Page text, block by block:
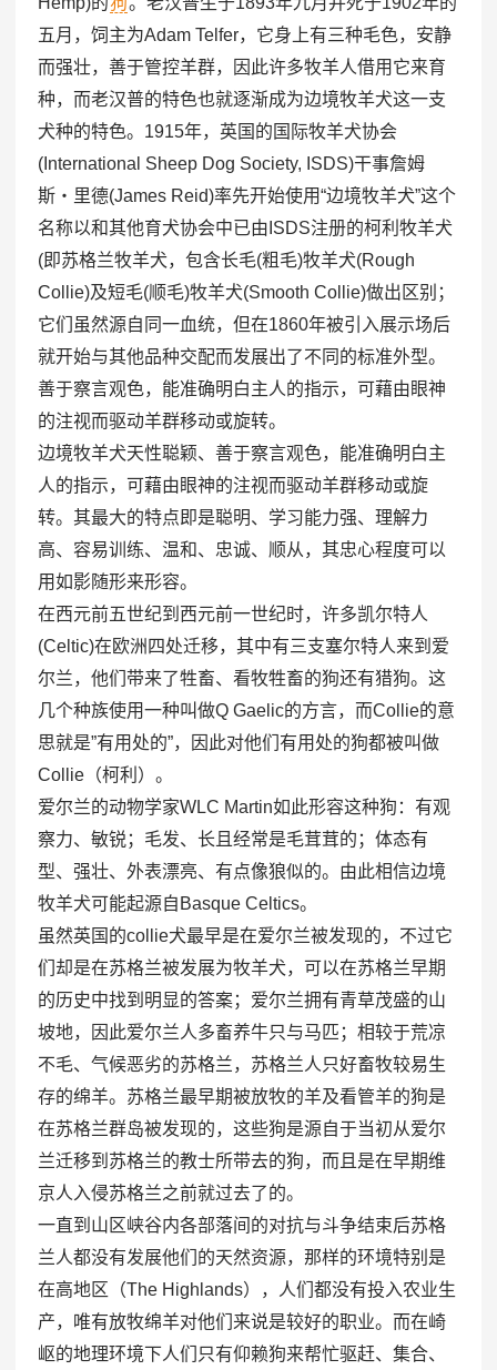
五月，饲主为Adam Telfer，它身上有三种毛色，安静
而强壮，善于管控羊群，因此许多牧羊人借用它来育
种，而老汉普的特色也就逐渐成为边境牧羊犬这一支
犬种的特色。1915年，英国的国际牧羊犬协会
(International Sheep Dog Society, ISDS)干事詹姆
斯‧里德(James Reid)率先开始使用“边境牧羊犬”这个
名称以和其他育犬协会中已由ISDS注册的柯利牧羊犬
(即苏格兰牧羊犬，包含长毛(粗毛)牧羊犬(Rough
Collie)及短毛(顺毛)牧羊犬(Smooth Collie)做出区别；
它们虽然源自同一血统，但在1860年被引入展示场后
就开始与其他品种交配而发展出了不同的标准外型。
善于察言观色，能准确明白主人的指示，可藉由眼神
的注视而驱动羊群移动或旋转。
边境牧羊犬天性聪颖、善于察言观色，能准确明白主
人的指示，可藉由眼神的注视而驱动羊群移动或旋
转。其最大的特点即是聪明、学习能力强、理解力
高、容易训练、温和、忠诚、顺从，其忠心程度可以
用如影随形来形容。
在西元前五世纪到西元前一世纪时，许多凯尔特人
(Celtic)在欧洲四处迁移，其中有三支塞尔特人来到爱
尔兰，他们带来了牲畜、看牧牲畜的狗还有猎狗。这
几个种族使用一种叫做Q Gaelic的方言，而Collie的意
思就是”有用处的”，因此对他们有用处的狗都被叫做
Collie（柯利）。
爱尔兰的动物学家WLC Martin如此形容这种狗：有观
察力、敏锐；毛发、长且经常是毛茸茸的；体态有
型、强壮、外表漂亮、有点像狼似的。由此相信边境
牧羊犬可能起源自Basque Celtics。
虽然英国的collie犬最早是在爱尔兰被发现的，不过它
们却是在苏格兰被发展为牧羊犬，可以在苏格兰早期
的历史中找到明显的答案；爱尔兰拥有青草茂盛的山
坡地，因此爱尔兰人多畜养牛只与马匹；相较于荒凉
不毛、气候恶劣的苏格兰，苏格兰人只好畜牧较易生
存的绵羊。苏格兰最早期被放牧的羊及看管羊的狗是
在苏格兰群岛被发现的，这些狗是源自于当初从爱尔
兰迁移到苏格兰的教士所带去的狗，而且是在早期维
京人入侵苏格兰之前就过去了的。
一直到山区峡谷内各部落间的对抗与斗争结束后苏格
兰人都没有发展他们的天然资源，那样的环境特别是
在高地区（The Highlands），人们都没有投入农业生
产，唯有放牧绵羊对他们来说是较好的职业。而在崎
岖的地理环境下人们只有仰赖狗来帮忙驱赶、集合、